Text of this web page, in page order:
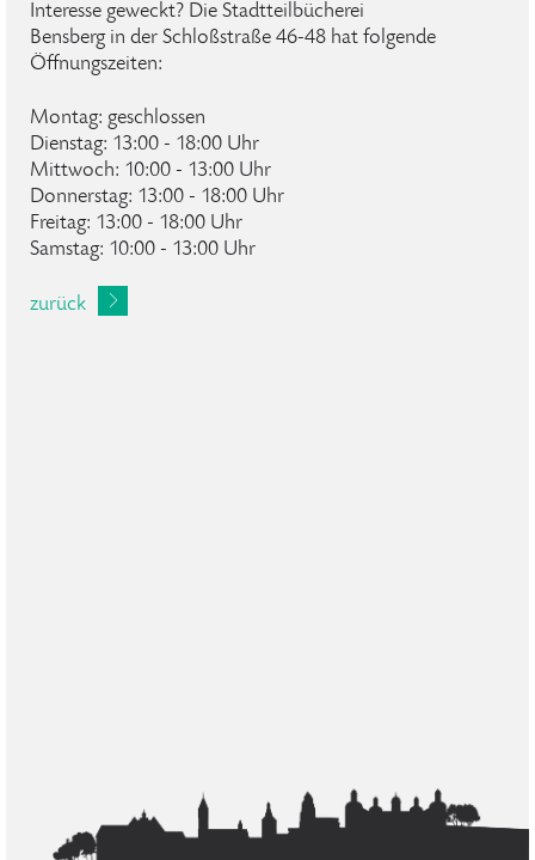
Interesse geweckt? Die Stadtteilbücherei
Bensberg in der Schloßstraße 46-48 hat folgende
Öffnungszeiten:
Montag: geschlossen
Dienstag: 13:00 - 18:00 Uhr
Mittwoch: 10:00 - 13:00 Uhr
Donnerstag: 13:00 - 18:00 Uhr
Freitag: 13:00 - 18:00 Uhr
Samstag: 10:00 - 13:00 Uhr
zurück